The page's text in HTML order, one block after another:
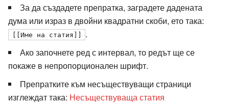
За да създадете препратка, заградете дадената
дума или израз в двойни квадратни скоби, ето така:
[[Име на статия]]
.
Ако започнете ред с интервал, то редът ще се
покаже в непропорционален шрифт.
Препратките към несъществуващи страници
изглеждат така: Несъществуваща статия